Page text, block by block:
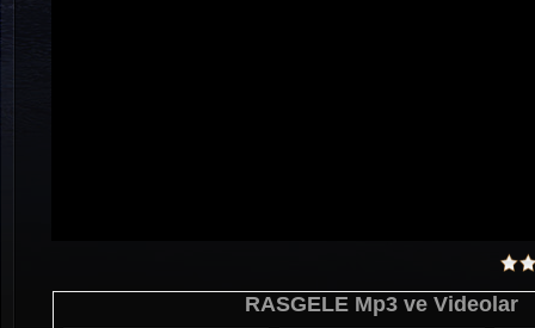
RASGELE Mp3 ve Videolar